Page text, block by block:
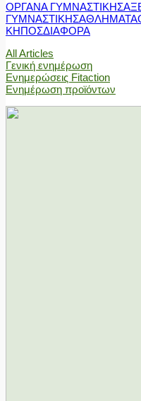
ΟΡΓΑΝΑ ΓΥΜΝΑΣΤΙΚΗΣ
ΓΥΜΝΑΣΤΙΚΗΣΑΘΛΗΜΑΤΑ
ΚΗΠΟΣΔΙΑΦΟΡΑ
All Articles
Γενική ενημέρωση
Ενημερώσεις Fitaction
Ενημέρωση προϊόντων